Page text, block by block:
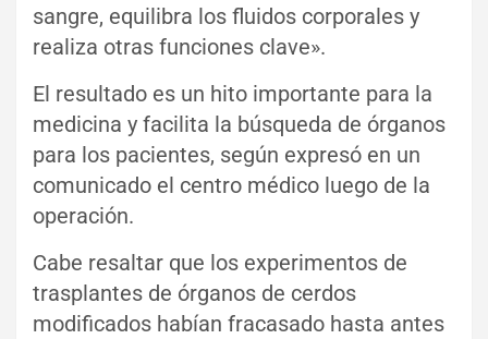
sangre, equilibra los fluidos corporales y
realiza otras funciones clave».
El resultado es un hito importante para la
medicina y facilita la búsqueda de órganos
para los pacientes, según expresó en un
comunicado el centro médico luego de la
operación.
Cabe resaltar que los experimentos de
trasplantes de órganos de cerdos
modificados habían fracasado hasta antes